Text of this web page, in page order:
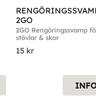
2GO
2GO Rengöringssvamp
stövlar & skor
15 kr